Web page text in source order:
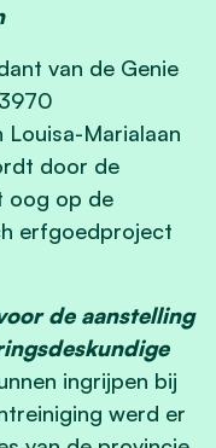
van de Genie
Louisa-Marialaan
door de
oog op de
erfgoedproject
de aanstelling
ingrijpen bij
werd er